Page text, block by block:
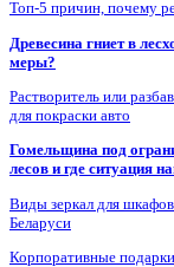
Топ-5 причин, почему
Древесина гниет в
меры?
Растворитель или
для покраски авто
Гомельщина под
лесов и где ситуация
Виды зеркал для
Беларуси
Корпоративные